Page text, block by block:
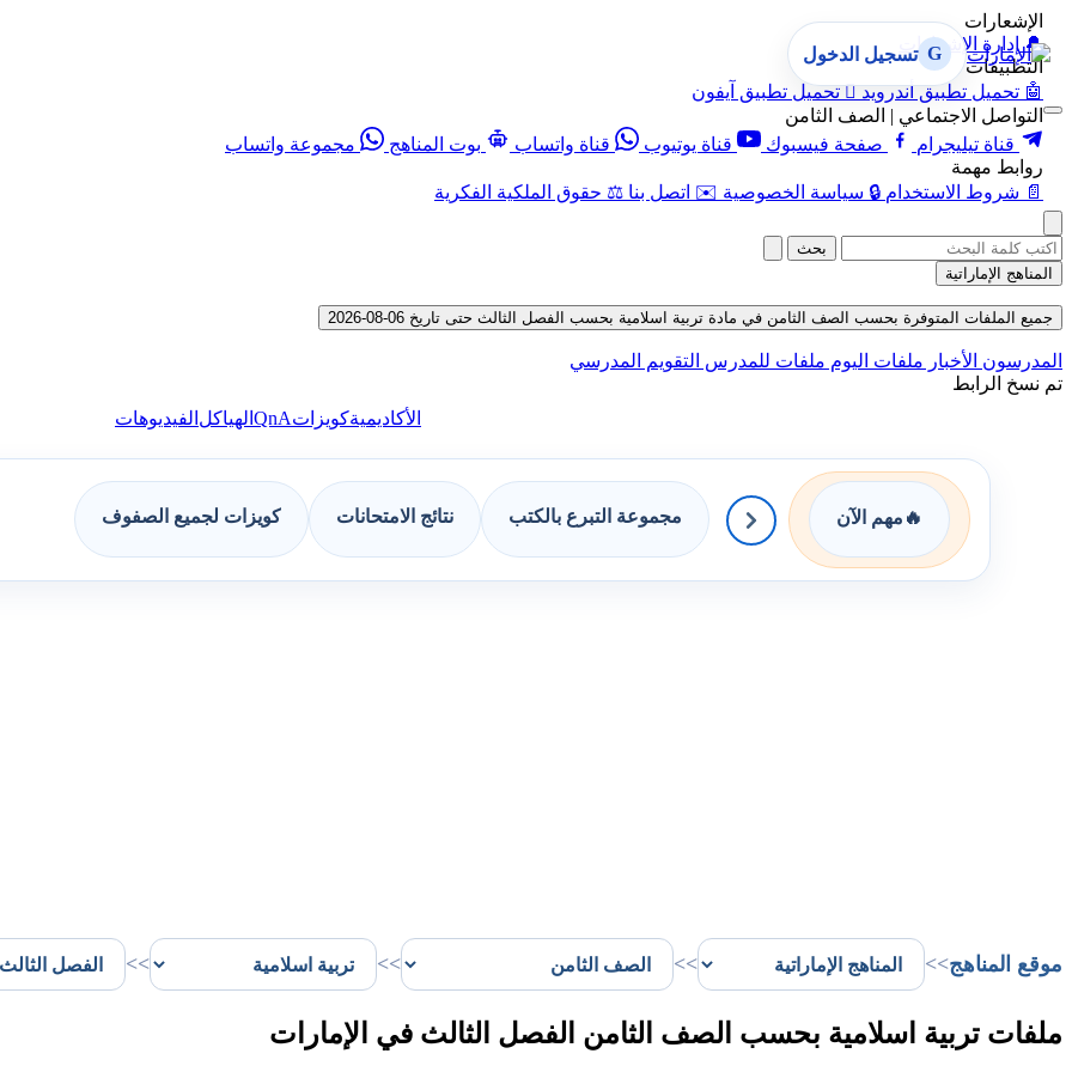
الإشعارات
🔔 إدارة الإشعارات
التطبيقات
🤖 تحميل تطبيق أندرويد  تحميل تطبيق آيفون
التواصل الاجتماعي | الصف الثامن
قناة تيليجرام
صفحة فيسبوك قناة يوتيوب قناة واتساب بوت المناهج
مجموعة واتساب
روابط مهمة
📄 شروط الاستخدام 🔒 سياسة الخصوصية ✉️ اتصل بنا ⚖️ حقوق الملكية الفكرية
G تسجيل الدخول
بحث
المناهج الإماراتية
جميع الملفات المتوفرة بحسب الصف الثامن في مادة تربية اسلامية بحسب الفصل الثالث حتى تاريخ 06-08-2026
المدرسون الأخبار ملفات اليوم ملفات للمدرس التقويم المدرسي
تم نسخ الرابط
الأكاديميةكويزاتQnA الهياكل الفيديوهات
🔥 مهم الآن مجموعة التبرع بالكتب نتائج الامتحانات كويزات لجميع الصفوف
موقع المناهج>>
>>
>>
>>
ملفات تربية اسلامية بحسب الصف الثامن الفصل الثالث في الإمارات